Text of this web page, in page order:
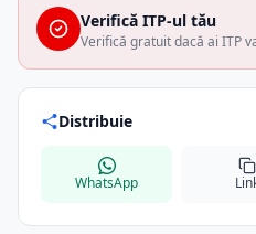
Verifică ITP-ul tău
Verifică gratuit dacă ai ITP
Distribuie
WhatsApp